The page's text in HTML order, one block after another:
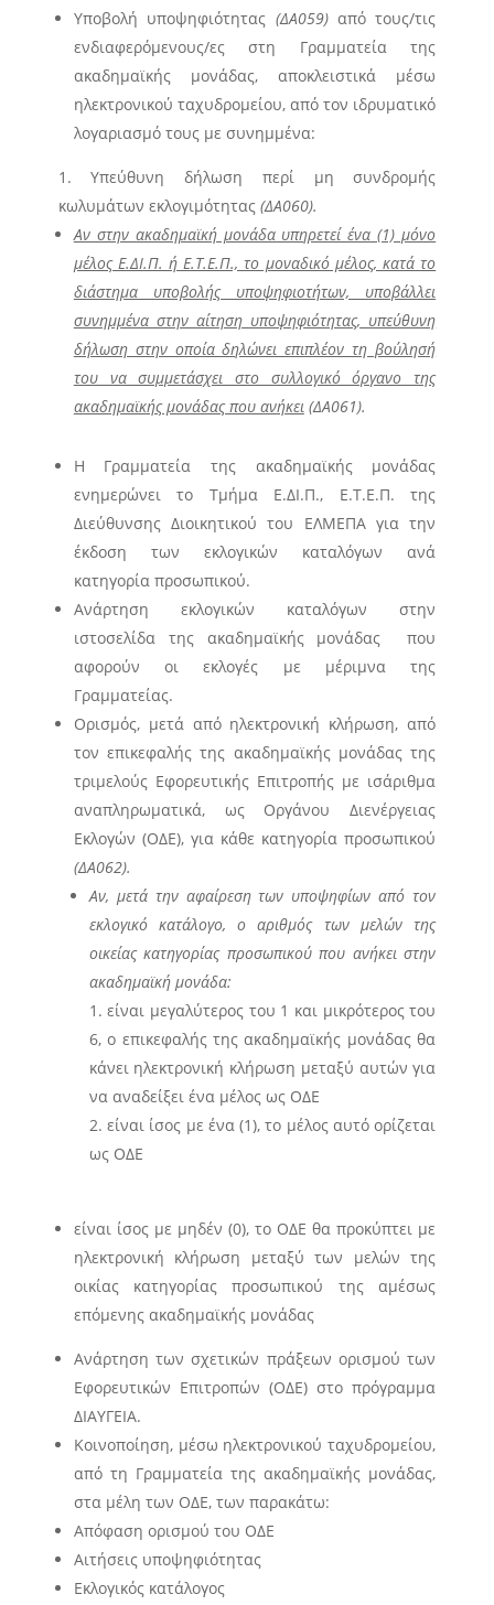
Υποβολή υποψηφιότητας (ΔΑ059) από τους/τις
ενδιαφερόμενους/ες στη Γραμματεία της
ακαδημαϊκής μονάδας, αποκλειστικά μέσω
ηλεκτρονικού ταχυδρομείου, από τον ιδρυματικό
λογαριασμό τους με συνημμένα:
Υπεύθυνη δήλωση περί μη συνδρομής
κωλυμάτων εκλογιμότητας (ΔΑ060).
Αν στην ακαδημαϊκή μονάδα υπηρετεί ένα (1) μόνο
μέλος Ε.ΔΙ.Π. ή Ε.Τ.Ε.Π., το μοναδικό μέλος, κατά το
διάστημα υποβολής υποψηφιοτήτων, υποβάλλει
συνημμένα στην αίτηση υποψηφιότητας, υπεύθυνη
δήλωση στην οποία δηλώνει επιπλέον τη βούλησή
του να συμμετάσχει στο συλλογικό όργανο της
ακαδημαϊκής μονάδας που ανήκει(ΔΑ061).
Η Γραμματεία της ακαδημαϊκής μονάδας
ενημερώνει το Τμήμα Ε.ΔΙ.Π., Ε.Τ.Ε.Π. της
Διεύθυνσης Διοικητικού του ΕΛΜΕΠΑ για την
έκδοση των εκλογικών καταλόγων ανά
κατηγορία προσωπικού.
Ανάρτηση εκλογικών καταλόγων στην
ιστοσελίδα της ακαδημαϊκής μονάδας που
αφορούν οι εκλογές με μέριμνα της
Γραμματείας.
Ορισμός, μετά από ηλεκτρονική κλήρωση, από
τον επικεφαλής της ακαδημαϊκής μονάδας της
τριμελούς Εφορευτικής Επιτροπής με ισάριθμα
αναπληρωματικά, ως Οργάνου Διενέργειας
Εκλογών (ΟΔΕ), για κάθε κατηγορία προσωπικού
(ΔΑ062).
Αν, μετά την αφαίρεση των υποψηφίων από τον
εκλογικό κατάλογο, ο αριθμός των μελών της
οικείας κατηγορίας προσωπικού που ανήκει στην
ακαδημαϊκή μονάδα:
είναι μεγαλύτερος του 1 και μικρότερος του
6, ο επικεφαλής της ακαδημαϊκής μονάδας θα
κάνει ηλεκτρονική κλήρωση μεταξύ αυτών για
να αναδείξει ένα μέλος ως ΟΔΕ
είναι ίσος με ένα (1), το μέλος αυτό ορίζεται
ως ΟΔΕ
είναι ίσος με μηδέν (0), το ΟΔΕ θα προκύπτει με
ηλεκτρονική κλήρωση μεταξύ των μελών της
οικίας κατηγορίας προσωπικού της αμέσως
επόμενης ακαδημαϊκής μονάδας
Ανάρτηση των σχετικών πράξεων ορισμού των
Εφορευτικών Επιτροπών (ΟΔΕ) στο πρόγραμμα
ΔΙΑΥΓΕΙΑ.
Κοινοποίηση, μέσω ηλεκτρονικού ταχυδρομείου,
από τη Γραμματεία της ακαδημαϊκής μονάδας,
στα μέλη των ΟΔΕ, των παρακάτω:
Απόφαση ορισμού του ΟΔΕ
Αιτήσεις υποψηφιότητας
Εκλογικός κατάλογος